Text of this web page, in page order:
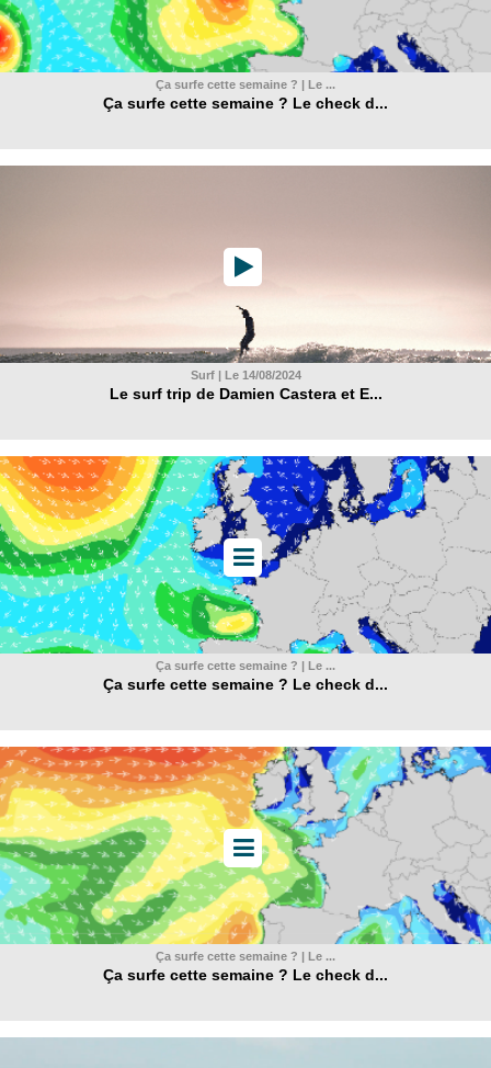
Ça surfe cette semaine ? | Le ...
Ça surfe cette semaine ? Le check d...
Surf | Le 14/08/2024
Le surf trip de Damien Castera et E...
Ça surfe cette semaine ? | Le ...
Ça surfe cette semaine ? Le check d...
Ça surfe cette semaine ? | Le ...
Ça surfe cette semaine ? Le check d...